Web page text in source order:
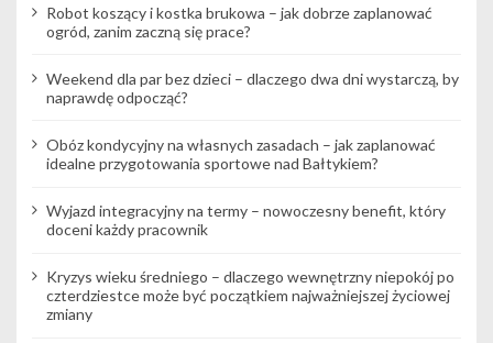
p
u
Robot koszący i kostka brukowa – jak dobrze zaplanować
ogród, zanim zaczną się prace?
Weekend dla par bez dzieci – dlaczego dwa dni wystarczą, by
naprawdę odpocząć?
Obóz kondycyjny na własnych zasadach – jak zaplanować
idealne przygotowania sportowe nad Bałtykiem?
Wyjazd integracyjny na termy – nowoczesny benefit, który
doceni każdy pracownik
Kryzys wieku średniego – dlaczego wewnętrzny niepokój po
czterdziestce może być początkiem najważniejszej życiowej
zmiany